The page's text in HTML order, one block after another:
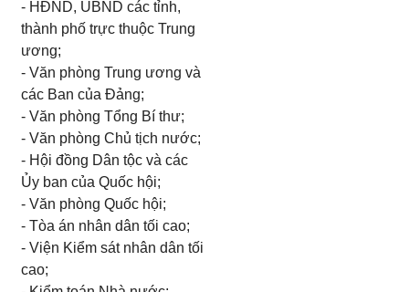
- HĐND, UBND các tỉnh,
thành phố trực thuộc Trung
ương;
- Văn phòng Trung ương và
các Ban của Đảng;
- Văn phòng Tổng Bí thư;
- Văn phòng Chủ tịch nước;
- Hội đồng Dân tộc và các
Ủy ban của Quốc hội;
- Văn phòng Quốc hội;
- Tòa án nhân dân tối cao;
- Viện Kiểm sát nhân dân tối
cao;